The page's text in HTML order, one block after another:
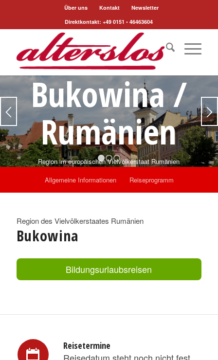
Über uns Kontakt
Newsletter
Direktkontakt: +49 0151 • 46463604
1 2 3
Bukowina /
Rumänien
Region im europäischen Vielvölkerstaat Rumänien
Allgemeine Informationen
Reiseprogramm
Region des Vielvölkerstaates Rumänien
Bukowina
Bildungsurlaubsreisen
Reisetermine
Reisedatum steht noch nicht fest.